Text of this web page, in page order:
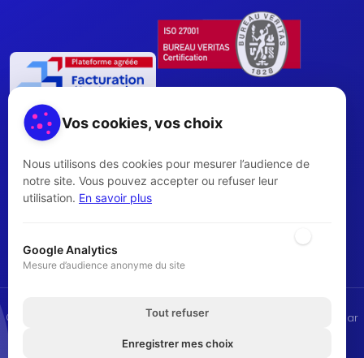
© 2026 Neotimo — créé parAvenir Numérique
— webdesign par
Pagedemarque
Vos cookies, vos choix
Nous utilisons des cookies pour mesurer l’audience de
notre site. Vous pouvez accepter ou refuser leur
utilisation. En savoir plus
Google Analytics
Mesure d’audience anonyme du site
Tout refuser
Enregistrer mes choix